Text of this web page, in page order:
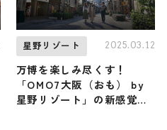
星野リゾート 2025.03.12
万博を楽しみ尽くす！
「OMO7大阪（おも） by
星野リゾート」の新感覚コ